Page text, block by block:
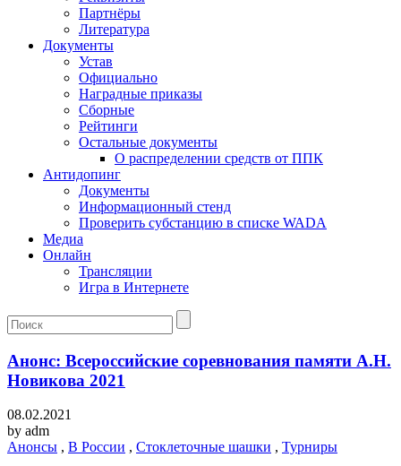
Партнёры
Литература
Документы
Устав
Официально
Наградные приказы
Сборные
Рейтинги
Остальные документы
О распределении средств от ППК
Антидопинг
Документы
Информационный стенд
Проверить субстанцию в списке WADA
Медиа
Онлайн
Трансляции
Игра в Интернете
Анонс: Всероссийские соревнования памяти А.Н.
Новикова 2021
08.02.2021
by adm
Анонсы , В России , Стоклеточные шашки , Турниры